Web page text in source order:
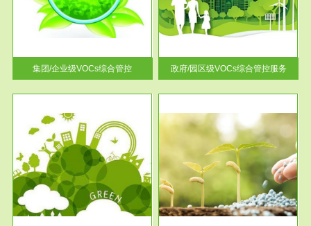
集团/企业级VOCs综合管控
根据《石化行业挥发性有机物综
合整治方案》文件要求，到2017
年，全...
政府/园区级VOCs综合管控服务
服务范围
土壤修复